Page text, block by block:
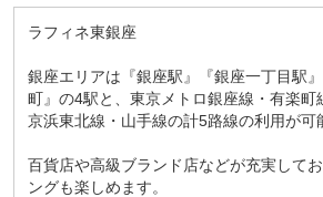
ラフィネ東銀座
銀座エリアは『銀座駅』『銀座一丁目駅
町』の4駅と、東京メトロ銀座線・有楽町
京浜東北線・山手線の計5路線の利用が可
百貨店や高級ブランド店などが充実して
ングも楽しめます。